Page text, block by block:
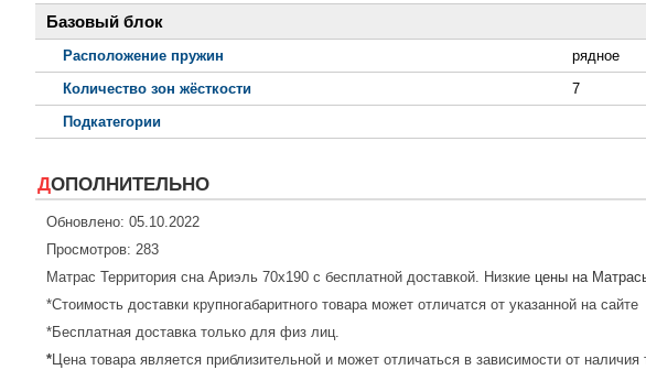
Базовый блок
Расположение пружин
рядное
Количество зон жёсткости
7
Подкатегории
ДОПОЛНИТЕЛЬНО
Обновлено: 05.10.2022
Просмотров: 283
Матрас Территория сна Ариэль 70x190 с бесплатной доставкой. Низкие цены на
*Стоимость доставки крупногабаритного товара может отличатся от указанной на сайте
*Бесплатная доставка только для физ лиц.
*Цена товара является приблизительной и может отличаться в зависимости от